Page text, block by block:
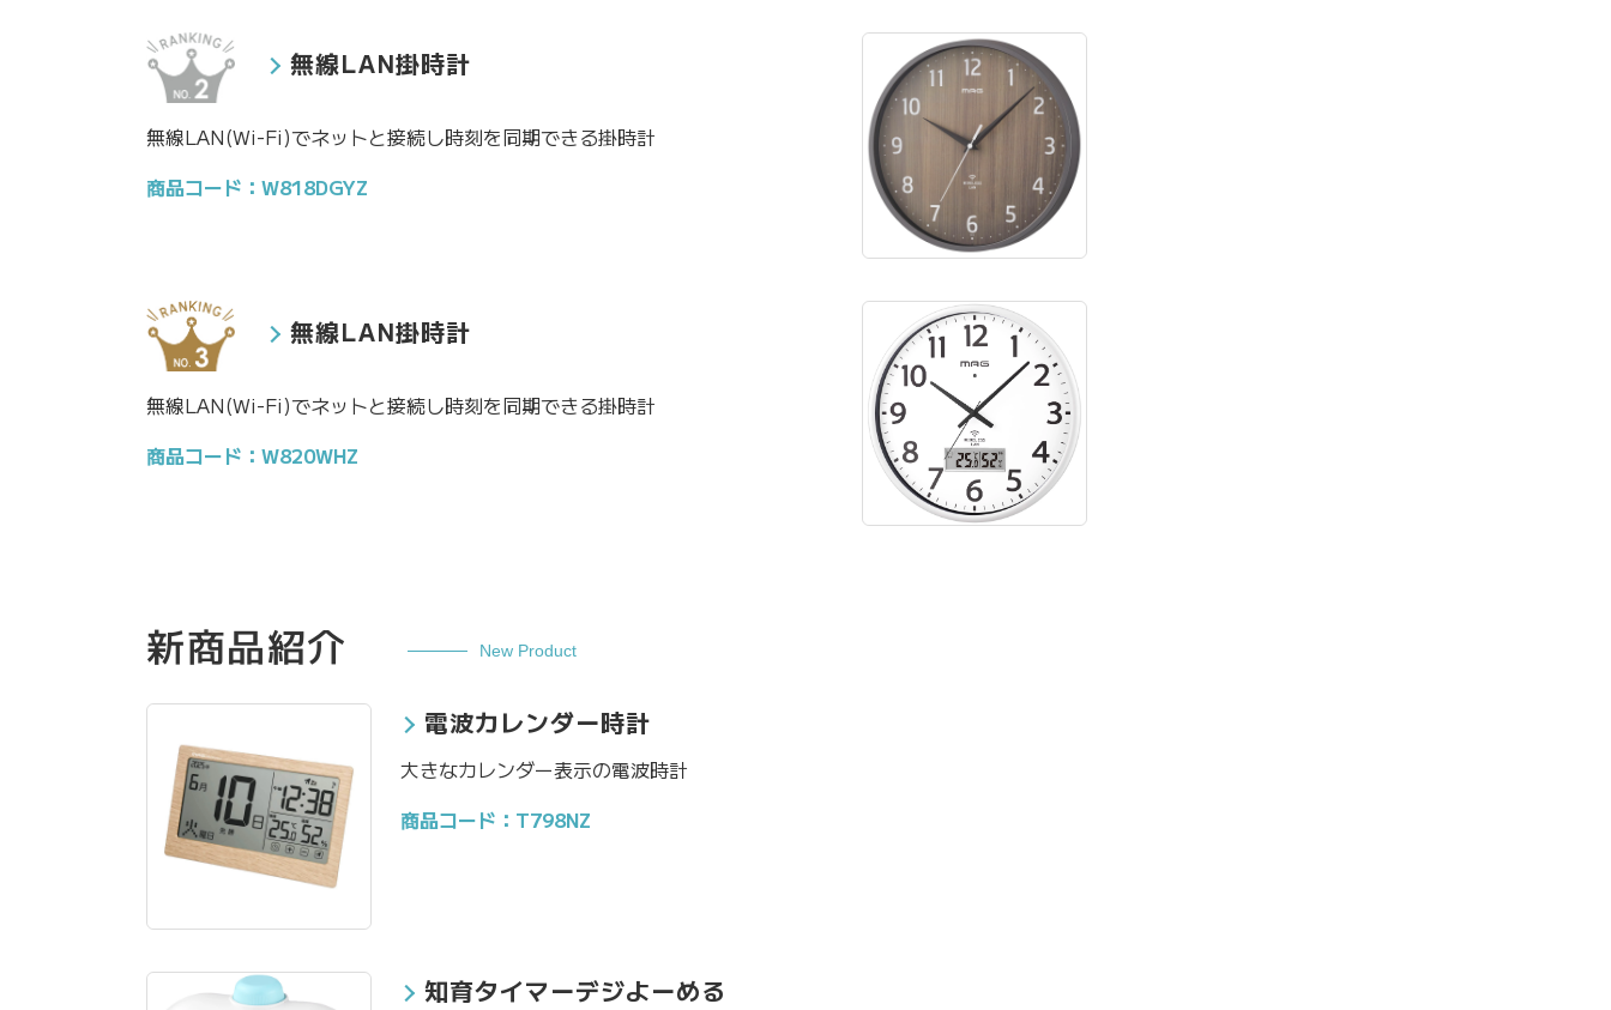
無線LAN掛時計
無線LAN(Wi-Fi)でネットと接続し時刻を同期できる掛時計
商品コード：W818DGYZ
無線LAN掛時計
無線LAN(Wi-Fi)でネットと接続し時刻を同期できる掛時計
商品コード：W820WHZ
新商品紹介 New Product
電波カレンダー時計
大きなカレンダー表示の電波時計
商品コード：T798NZ
知育タイマーデジよーめる